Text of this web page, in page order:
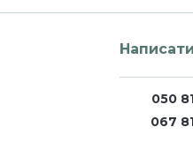
050
067